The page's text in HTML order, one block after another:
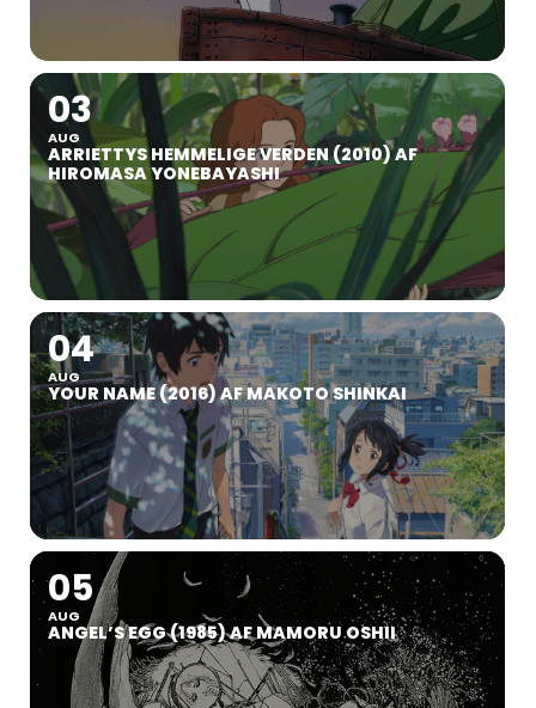
03
AUG
ARRIETTYS HEMMELIGE VERDEN (2010) AF
HIROMASA YONEBAYASHI
04
AUG
YOUR NAME (2016) AF MAKOTO SHINKAI
05
AUG
ANGEL’S EGG (1985) AF MAMORU OSHII